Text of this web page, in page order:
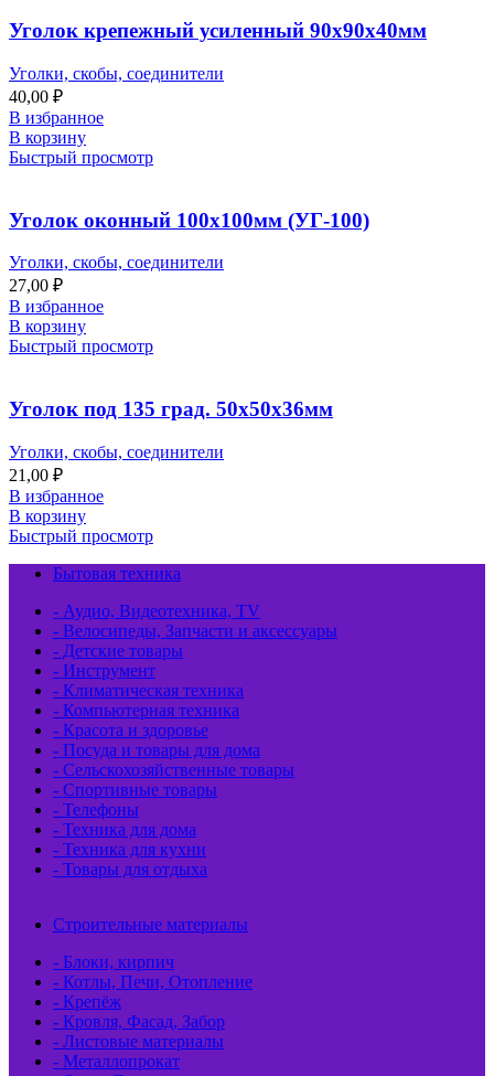
Уголок крепежный усиленный 90х90х40мм
Уголки, скобы, соединители
40,00 ₽
В избранное
В корзину
Быстрый просмотр
Уголок оконный 100х100мм (УГ-100)
Уголки, скобы, соединители
27,00 ₽
В избранное
В корзину
Быстрый просмотр
Уголок под 135 град. 50х50х36мм
Уголки, скобы, соединители
21,00 ₽
В избранное
В корзину
Быстрый просмотр
Бытовая техника
- Аудио, Видеотехника, TV
- Велосипеды, Запчасти и аксессуары
- Детские товары
- Инструмент
- Климатическая техника
- Компьютерная техника
- Красота и здоровье
- Посуда и товары для дома
- Сельскохозяйственные товары
- Спортивные товары
- Телефоны
- Техника для дома
- Техника для кухни
- Товары для отдыха
Строительные материалы
- Блоки, кирпич
- Котлы, Печи, Отопление
- Крепёж
- Кровля, Фасад, Забор
- Листовые материалы
- Металлопрокат